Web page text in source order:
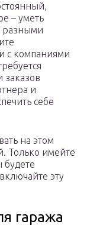
– уметь
разными
с компаниями
заказов
и
себе
на этом
Только имейте
будете
эту
гаража